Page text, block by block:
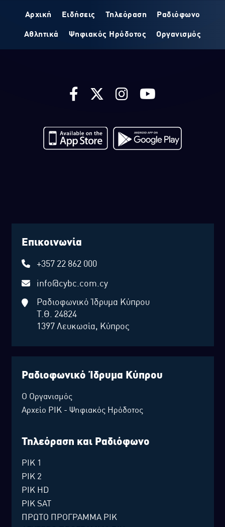
Αρχική Ειδήσεις Τηλεόραση Ραδιόφωνο
Αθλητικά Ψηφιακός Ηρόδοτος Οργανισμός
Επικοινωνία
+357 22 862 000
info@cybc.com.cy
Ραδιοφωνικό Ίδρυμα Κύπρου
Τ.Θ. 24824
1397 Λευκωσία, Κύπρος
Ραδιοφωνικό Ίδρυμα Κύπρου
Ο Οργανισμός
Αρχείο ΡΙΚ - Ψηφιακός Ηρόδοτος
Τηλεόραση και Ραδιόφωνο
ΡΙΚ 1
ΡΙΚ 2
ΡΙΚ HD
ΡΙΚ SAT
ΠΡΩΤΟ ΠΡΟΓΡΑΜΜΑ ΡΙΚ